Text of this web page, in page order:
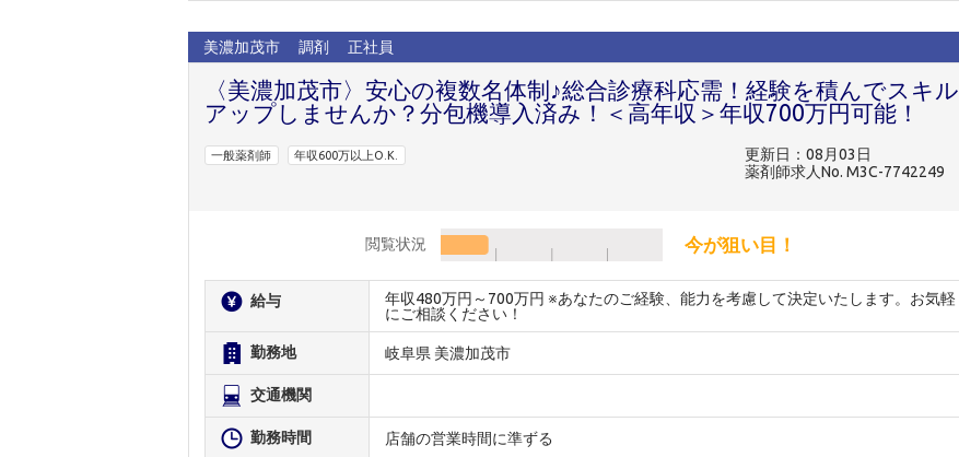
美濃加茂市 調剤 正社員
〈美濃加茂市〉安心の複数名体制♪総合診療科応需！経験を積んでスキル
アップしませんか？分包機導入済み！＜高年収＞年収700万円可能！
一般薬剤師 年収600万以上O.K.
更新日：08月03日
薬剤師求人No. M3C-7742249
閲覧状況 今が狙い目！
給与
年収480万円～700万円 ※あなたのご経験、能力を考慮して決定いたします。お気軽
にご相談ください！
勤務地 岐阜県 美濃加茂市
交通機関
勤務時間 店舗の営業時間に準ずる